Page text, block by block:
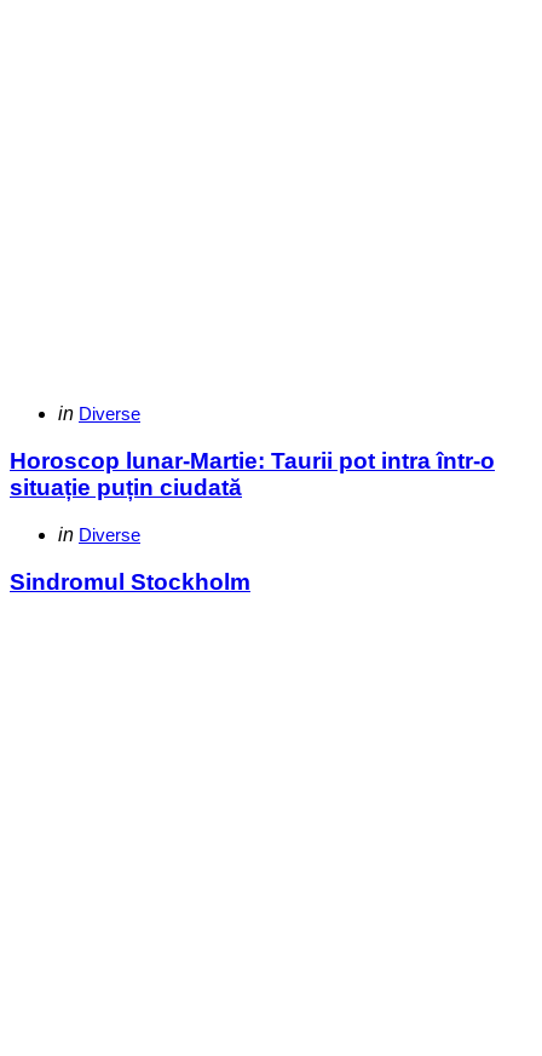
Categories
Posted
in Diverse
Horoscop lunar-Martie: Taurii pot intra într-o
situație puțin ciudată
Categories
Posted
in Diverse
Sindromul Stockholm